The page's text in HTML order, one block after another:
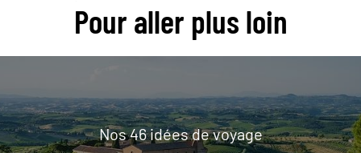
Pour aller plus loin
Nos 46 idées de voyage